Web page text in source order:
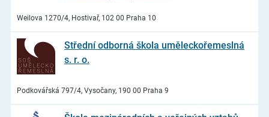
Weilova 1270/4, Hostivař, 102 00 Praha 10
Střední odborná škola uměleckořemeslná
s. r. o.
Podkovářská 797/4, Vysočany, 190 00 Praha 9